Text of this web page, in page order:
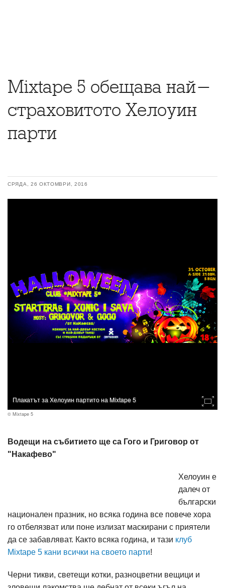
Mixtape 5 обещава най-
страховитото Хелоуин
парти
СРЯДА, 26 ОКТОМВРИ, 2016
Плакатът за Хелоуин партито на Mixtape 5
© Mixtape 5
Водещи на събитието ще са Гого и Григовор от
"Накафево"
Хелоуин е
далеч от
български
национален празник, но всяка година все повече хора
го отбелязват или поне излизат маскирани с приятели
да се забавляват. Както всяка година, и тази клуб
Mixtape 5 кани всички на своето парти!
Черни тикви, светещи котки, разноцветни вещици и